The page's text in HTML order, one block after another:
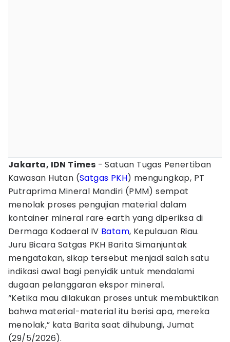
Jakarta, IDN Times - Satuan Tugas Penertiban
Kawasan Hutan (Satgas PKH) mengungkap, PT
Putraprima Mineral Mandiri (PMM) sempat
menolak proses pengujian material dalam
kontainer mineral rare earth yang diperiksa di
Dermaga Kodaeral IV Batam, Kepulauan Riau.
Juru Bicara Satgas PKH Barita Simanjuntak
mengatakan, sikap tersebut menjadi salah satu
indikasi awal bagi penyidik untuk mendalami
dugaan pelanggaran ekspor mineral.
“Ketika mau dilakukan proses untuk membuktikan
bahwa material-material itu berisi apa, mereka
menolak,” kata Barita saat dihubungi, Jumat
(29/5/2026).